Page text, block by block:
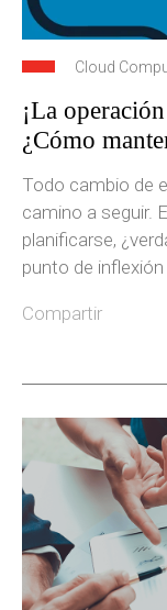
Cloud
¡La
¿Cómo
Todo cambio de
camino a seguir.
planificarse,
punto de
Compartir